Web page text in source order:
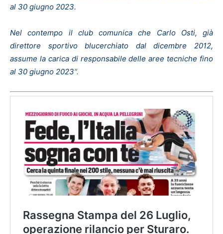
al 30 giugno 2023.
Nel contempo il club comunica che Carlo Osti, già
direttore sportivo blucerchiato dal dicembre 2012,
assume la carica di responsabile delle aree tecniche fino
al 30 giugno 2023“.